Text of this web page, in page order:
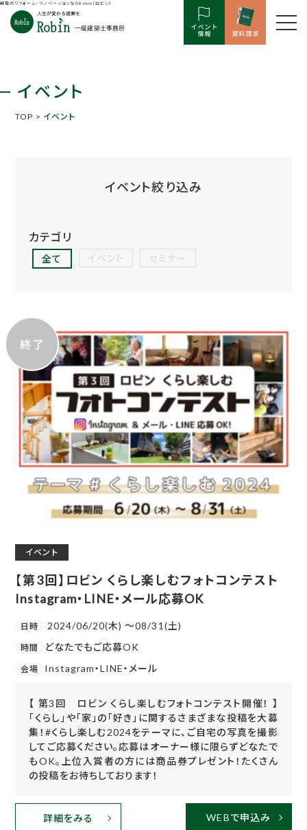
岐阜のリフォーム・リノベーションならRobin（ロビン）
イベント
TOP > イベント
イベント絞り込み
カテゴリ
全て イベント セミナー
終了
イベント
【第3回】ロビン くらし楽しむフォトコンテスト
Instagram・LINE・メール応募OK
日時 2024/06/20(木) 〜08/31(土)
時間 どなたでもご応募OK
会場 Instagram・LINE・メール
【 第3回 ロビン くらし楽しむフォトコンテスト開催！ 】
「くらし」や「家」の「好き」に関するさまざまな投稿を大募
集！#くらし楽しむ2024をテーマに、ご自宅の写真を撮影
してご応募ください。応募はオーナー様に限らずどなたで
もOK。上位入賞者の方には商品券プレゼント！たくさん
の投稿をお待ちしております！
詳細をみる WEBで申込み